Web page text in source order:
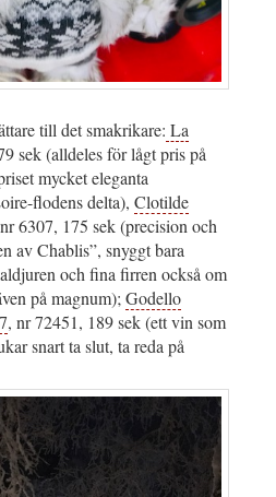
till det smakrikare: La
sek (alldeles för lågt pris på
mycket eleganta
flodens delta), Clotilde
6307, 175 sek (precision och
av Chablis”, snyggt bara
och fina firren också om
på magnum); Godello
, nr 72451, 189 sek (ett vin som
snart ta slut, ta reda på